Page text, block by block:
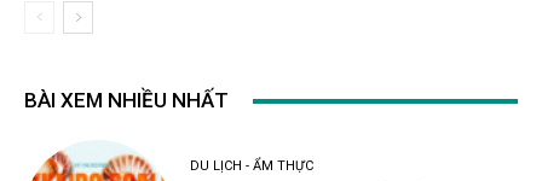
BÀI XEM NHIỀU NHẤT
DU LỊCH - ẨM THỰC